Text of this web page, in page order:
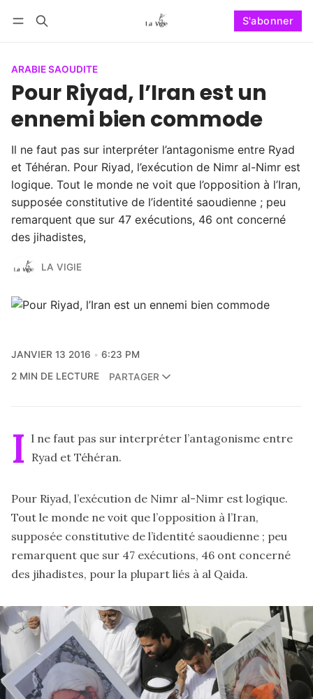
S'abonner
ARABIE SAOUDITE
Pour Riyad, l’Iran est un
ennemi bien commode
Il ne faut pas sur interpréter l’antagonisme entre Ryad
et Téhéran. Pour Riyad, l’exécution de Nimr al-Nimr est
logique. Tout le monde ne voit que l’opposition à l’Iran,
supposée constitutive de l’identité saoudienne ; peu
remarquent que sur 47 exécutions, 46 ont concerné
des jihadistes,
LA VIGIE
JANVIER 13 2016
6:23 PM
2 MIN DE LECTURE
PARTAGER
I l ne faut pas sur interpréter l’antagonisme entre
Ryad et Téhéran.
Pour Riyad, l’exécution de Nimr al-Nimr est logique.
Tout le monde ne voit que l’opposition à l’Iran,
supposée constitutive de l’identité saoudienne ; peu
remarquent que sur 47 exécutions, 46 ont concerné
des jihadistes, pour la plupart liés à al Qaida.